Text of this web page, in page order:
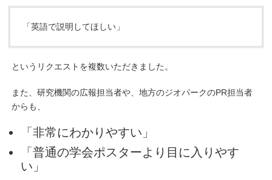
「英語で説明してほしい」
というリクエストを複数いただきました。
また、研究機関の広報担当者や、地方のジオパークのPR担当者
からも、
「非常にわかりやすい」
「普通の学会ポスターより目に入りやす
い」